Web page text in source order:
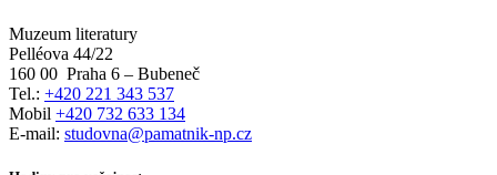
Muzeum literatury
Pelléova 44/22
160 00 Praha 6 – Bubeneč
Tel.: +420 221 343 537
Mobil +420 732 633 134
E-mail: studovna@pamatnik-np.cz